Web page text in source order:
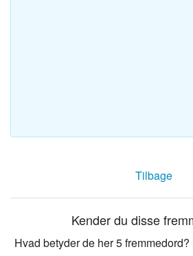
Tilbage
Kender du disse
Hvad betyder de her 5 fremmedord?